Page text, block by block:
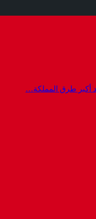
أكبر طرق المملكة…